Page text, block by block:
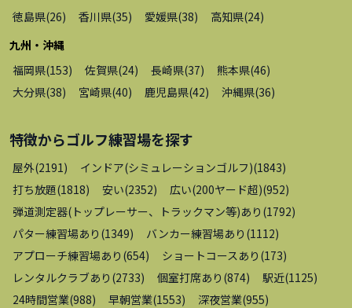
徳島県(26) 香川県(35) 愛媛県(38) 高知県(24)
九州・沖縄
福岡県(153) 佐賀県(24) 長崎県(37) 熊本県(46)
大分県(38) 宮崎県(40) 鹿児島県(42) 沖縄県(36)
特徴からゴルフ練習場を探す
屋外(2191 ) インドア(シミュレーションゴルフ)(1843)
打ち放題(1818) 安い(2352) 広い(200ヤード超)(952)
弾道測定器(トップレーサー、トラックマン等)あり (1792)
パター練習場あり (1349) バンカー練習場あり (1112)
アプローチ練習場あり (654) ショートコースあり (173)
レンタルクラブあり (2733) 個室打席あり (874) 駅近(1125)
24時間営業(988) 早朝営業(1553) 深夜営業(955)